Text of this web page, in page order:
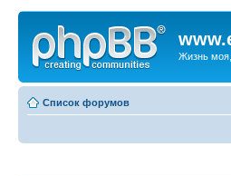
Жизнь моя,
Список форумов